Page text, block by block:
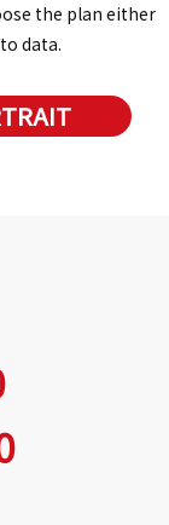
the plan either
data.